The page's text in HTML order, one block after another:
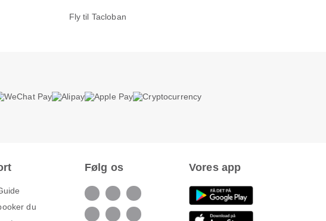
Fly til Tacloban
du
Følg os Vores app